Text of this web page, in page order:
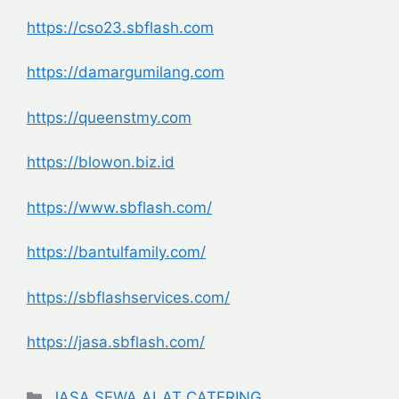
https://cso23.sbflash.com
https://damargumilang.com
https://queenstmy.com
https://blowon.biz.id
https://www.sbflash.com/
https://bantulfamily.com/
https://sbflashservices.com/
https://jasa.sbflash.com/
Categories